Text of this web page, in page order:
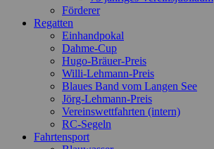
Förderer
Regatten
Einhandpokal
Dahme-Cup
Hugo-Bräuer-Preis
Willi-Lehmann-Preis
Blaues Band vom Langen See
Jörg-Lehmann-Preis
Vereinswettfahrten (intern)
RC-Segeln
Fahrtensport